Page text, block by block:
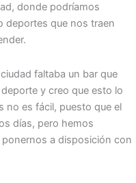
donde podríamos
deportes que nos traen
faltaba un bar que
y creo que esto lo
no es fácil, puesto que el
días, pero hemos
a disposición con